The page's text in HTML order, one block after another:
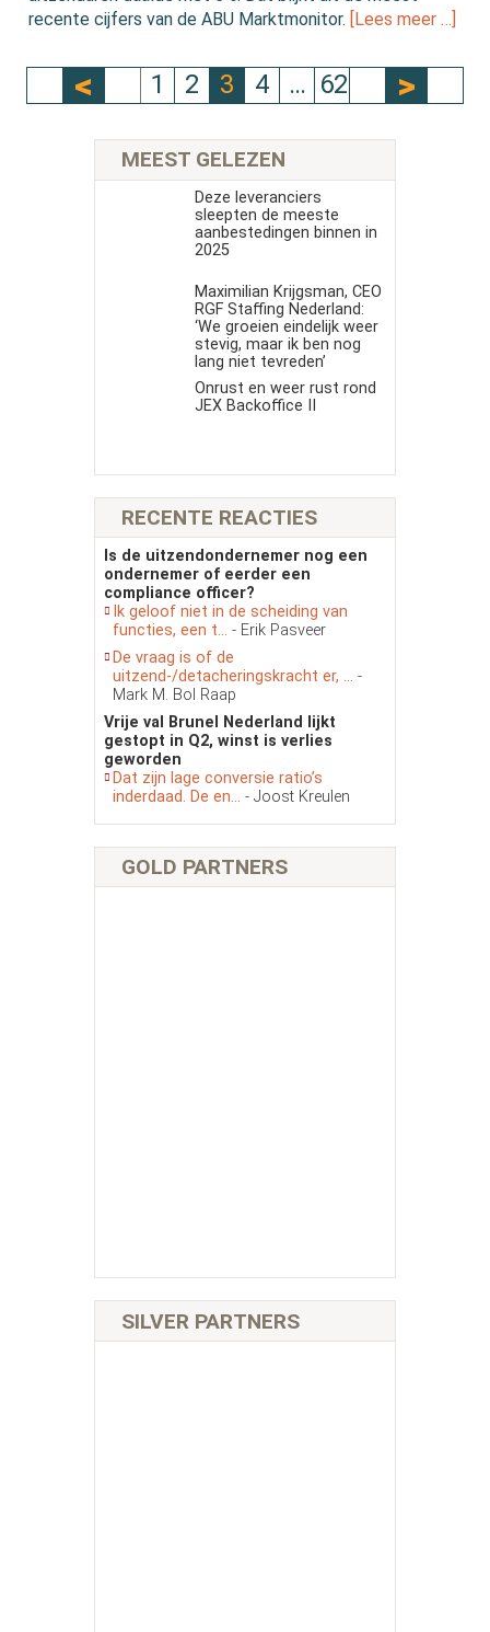
recente cijfers van de ABU Marktmonitor.
[Lees meer …]
1 2 3 4 … 62
MEEST GELEZEN
Deze leveranciers
sleepten de meeste
aanbestedingen binnen in
2025
Maximilian Krijgsman, CEO
RGF Staffing Nederland:
‘We groeien eindelijk weer
stevig, maar ik ben nog
lang niet tevreden’
Onrust en weer rust rond
JEX Backoffice II
RECENTE REACTIES
Is de uitzendondernemer nog een
ondernemer of eerder een
compliance officer?
Ik geloof niet in de scheiding van
functies, een t... - Erik Pasveer
De vraag is of de
uitzend-/detacheringskracht er, ... -
Mark M. Bol Raap
Vrije val Brunel Nederland lijkt
gestopt in Q2, winst is verlies
geworden
Dat zijn lage conversie ratio’s
inderdaad. De en... - Joost Kreulen
GOLD PARTNERS
SILVER PARTNERS